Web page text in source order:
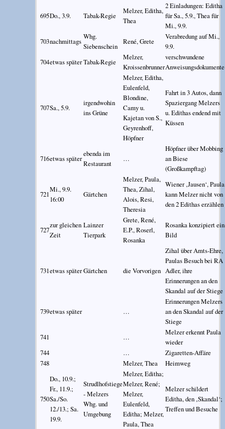
695Do., 3.9. Tabak-Regie
Melzer, Editha,
Thea
2 Einladungen: Editha
für Sa., 5.9., Thea für
Mi., 9.9.
703nachmittags
Whg.
Siebenschein
René, Grete
Verabredung auf Mi.,
9.9.
704etwas späterTabak-Regie
Melzer,
Kroissenbrunner
verschwundene
Anweisungsdokumente
707Sa., 5.9.
irgendwohin
ins Grüne
Melzer, Editha,
Eulenfeld,
Blondine,
Camy u.
Kajetan von S.,
Geyrenhoff,
Höpfner
Fahrt in 3 Autos, dann
Spaziergang Melzers
u. Edithas endend mit
Küssen
716etwas später
ebenda im
Restaurant
…
Höpfner über Mobbing
an Biese
(Großkampftag)
721
Mi., 9.9.
16:00
Gärtchen
Melzer, Paula,
Thea, Zihal,
Alois, Resi,
Theresia
Wiener ‚Jausen‘, Paula
kann Melzer nicht von
den 2 Edithas erzählen
727
zur gleichen
Zeit
Lainzer
Tierpark
Grete, René,
E.P., Roserl,
Rosanka
Rosanka konzipiert ein
Bild
731etwas späterGärtchen die Vorvorigen
Zihal über Amts-Ehre,
Paulas Besuch bei RA
Adler, ihre
Erinnerungen an den
Skandal auf der Stiege
739etwas später …
Erinnerungen Melzers
an den Skandal auf der
Stiege
741
…
Melzer erkennt Paula
wieder
744
…
Zigaretten-Affäre
748
Melzer, Thea Heimweg
750
Do., 10.9.;
Fr., 11.9.;
Sa./So.
12./13.; Sa.
19.9.
Strudlhofstiege
- Melzers
Whg. und
Umgebung
Melzer, Editha;
Melzer, René;
Melzer,
Eulenfeld,
Editha; Melzer,
Paula, Thea
Melzer schildert
Editha, den ‚Skandal‘;
Treffen und Besuche